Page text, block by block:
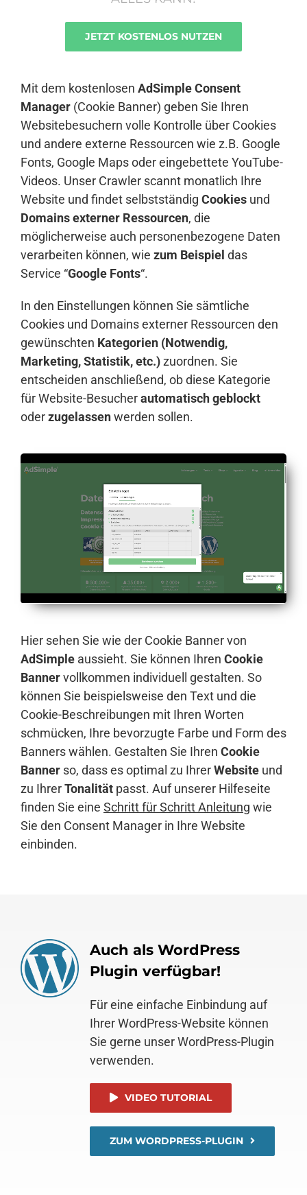
JETZT KOSTENLOS NUTZEN
Mit dem kostenlosen AdSimple Consent
Manager (Cookie Banner) geben Sie Ihren
Websitebesuchern volle Kontrolle über Cookies
und andere externe Ressourcen wie z.B. Google
Fonts, Google Maps oder eingebettete YouTube-
Videos. Unser Crawler scannt monatlich Ihre
Website und findet selbstständig Cookies und
Domains externer Ressourcen, die
möglicherweise auch personenbezogene Daten
verarbeiten können, wie zum Beispiel das
Service “Google Fonts“.
In den Einstellungen können Sie sämtliche
Cookies und Domains externer Ressourcen den
gewünschten Kategorien (Notwendig,
Marketing, Statistik, etc.)zuordnen. Sie
entscheiden anschließend, ob diese Kategorie
für Website-Besucherautomatisch geblockt
oderzugelassenwerden sollen.
Hier sehen Sie wie der Cookie Banner von
AdSimple aussieht. Sie können Ihren Cookie
Bannervollkommen individuell gestalten. So
können Sie beispielsweise den Text und die
Cookie-Beschreibungen mit Ihren Worten
schmücken, Ihre bevorzugte Farbe und Form des
Banners wählen. Gestalten Sie Ihren Cookie
Banner so, dass es optimal zu IhrerWebsite und
zu IhrerTonalität passt. Auf unserer Hilfeseite
finden Sie eine Schritt für Schritt Anleitung wie
Sie den Consent Manager in Ihre Website
einbinden.
Auch als WordPress
Plugin verfügbar!
Für eine einfache Einbindung auf
Ihrer WordPress-Website können
Sie gerne unser WordPress-Plugin
verwenden.
VIDEO TUTORIAL
ZUM WORDPRESS-PLUGIN